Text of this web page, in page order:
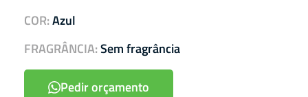
COR:Azul
FRAGRÂNCIA:Sem fragrância
Pedir orçamento